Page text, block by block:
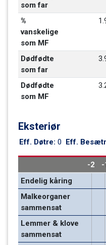
som far
%
vanskelige
som MF
Dødfødte
som far
Dødfødte
som MF
Eksteriør
Eff. Døtre: 0 Eff.
-2 -
Endelig kåring
Malkeorganer
sammensat
Lemmer & klove
sammensat